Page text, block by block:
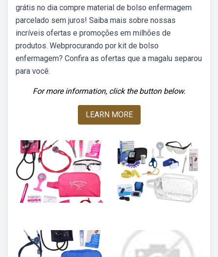
grátis no dia compre material de bolso enfermagem
parcelado sem juros! Saiba mais sobre nossas
incríveis ofertas e promoções em milhões de
produtos. Webprocurando por kit de bolso
enfermagem? Confira as ofertas que a magalu separou
para você.
For more information, click the button below.
LEARN MORE